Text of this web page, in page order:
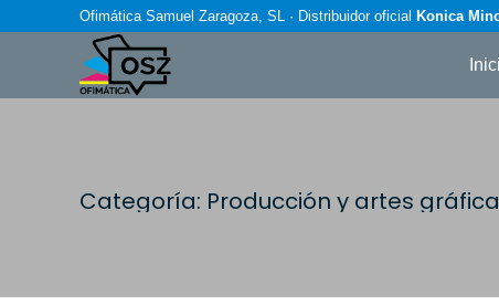
Ofimática Samuel Zaragoza, SL · Distribuidor oficial Konica
Categoría: Producción y artes